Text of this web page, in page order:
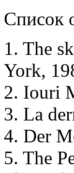
Список
1. The
York,
2. Iouri
3. La
4. Der
5. The